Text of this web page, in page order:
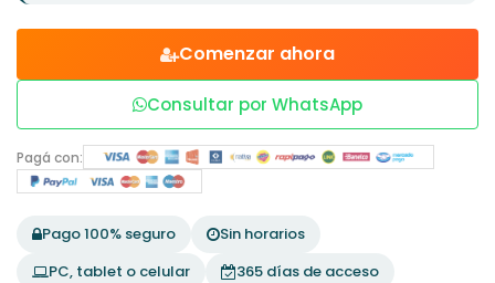
Comenzar ahora
Consultar por WhatsApp
Pagá con:
Pago 100% seguro
Sin horarios
PC, tablet o celular
365 días de acceso